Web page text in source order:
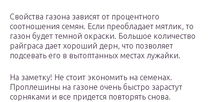
Свойства газона зависят от процентного
соотношения семян. Если преобладает мятлик, то
газон будет темной окраски. Большое количество
райграса дает хороший дерн, что позволяет
подсевать его в вытоптанных местах лужайки.
На заметку! Не стоит экономить на семенах.
Проплешины на газоне очень быстро зарастут
сорняками и все придется повторять снова.